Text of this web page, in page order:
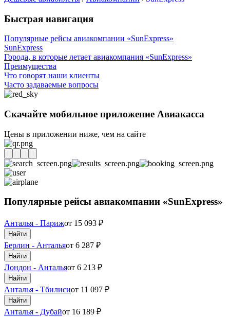
Быстрая навигация
Популярные рейсы авиакомпании «SunExpress»
SunExpress
Города, в которые летает авиакомпания «SunExpress»
Преимущества
Что говорят наши клиенты
Часто задаваемые вопросы
Скачайте мобильное приложение Авиакасса
Цены в приложении ниже, чем на сайте
Популярные рейсы авиакомпании «SunExpress»
Анталья - Парижот 15 093 ₽
Найти
Берлин - Антальяот 6 287 ₽
Найти
Лондон - Антальяот 6 213 ₽
Найти
Анталья - Тбилисиот 11 097 ₽
Найти
Анталья - Дубайот 16 189 ₽